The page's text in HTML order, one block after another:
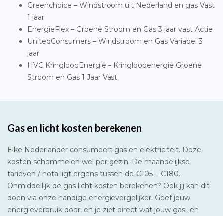
Greenchoice – Windstroom uit Nederland en gas Vast
1 jaar
EnergieFlex – Groene Stroom en Gas 3 jaar vast Actie
UnitedConsumers – Windstroom en Gas Variabel 3
jaar
HVC KringloopEnergie – Kringloopenergie Groene
Stroom en Gas 1 Jaar Vast
Gas en licht kosten berekenen
Elke Nederlander consumeert gas en elektriciteit. Deze
kosten schommelen wel per gezin. De maandelijkse
tarieven / nota ligt ergens tussen de €105 – €180.
Onmiddellijk de gas licht kosten berekenen? Ook jij kan dit
doen via onze handige energievergelijker. Geef jouw
energieverbruik door, en je ziet direct wat jouw gas- en